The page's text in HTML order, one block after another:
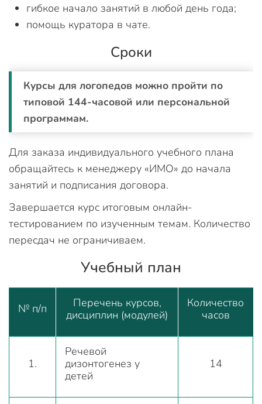
гибкое начало занятий в любой день года;
помощь куратора в чате.
Сроки
Курсы для логопедов можно пройти по
типовой 144-часовой или персональной
программам.
Для заказа индивидуального учебного плана
обращайтесь к менеджеру «ИМО» до начала
занятий и подписания договора.
Завершается курс итоговым онлайн-
тестированием по изученным темам. Количество
пересдач не ограничиваем.
Учебный план
№ п/п
Перечень курсов,
дисциплин (модулей)
Количество
часов
1.
Речевой
дизонтогенез у
детей
14